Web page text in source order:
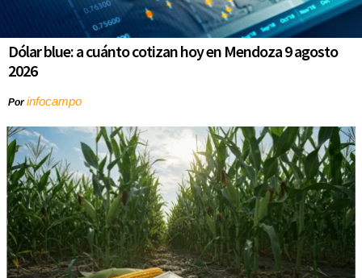
Dólar blue: a cuánto cotizan hoy en Mendoza 9 agosto
2026
Porinfocampo